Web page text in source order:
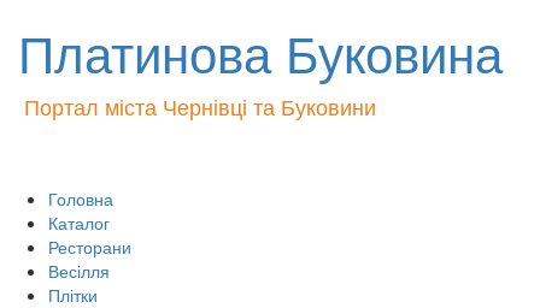
Платинова Буковина
Портал міста Чернівці та Буковини
Головна
Каталог
Ресторани
Весілля
Плітки